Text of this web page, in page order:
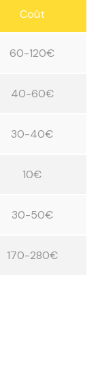
Coût
60-120€
40-60€
30-40€
10€
30-50€
170-280€